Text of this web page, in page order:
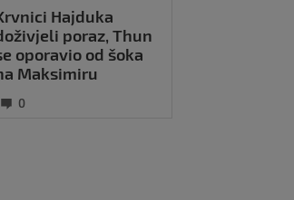
Hajduka
poraz, Thun
oporavio od šoka
Maksimiru
0